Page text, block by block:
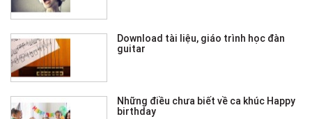
Download tài liệu, giáo trình học đàn
guitar
Những điều chưa biết về ca khúc Happy
birthday